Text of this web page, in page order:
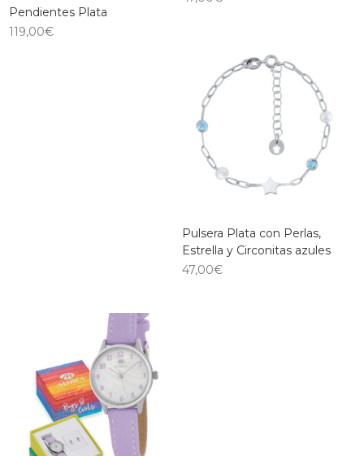
Pendientes Plata
119,00€
Pulsera Plata con Perlas,
Estrella y Circonitas azules
47,00€